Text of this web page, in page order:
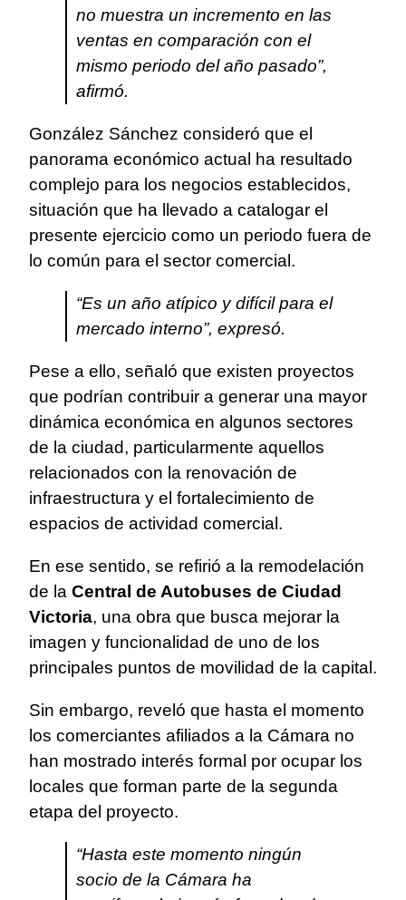
no muestra un incremento en las
ventas en comparación con el
mismo periodo del año pasado”,
afirmó.
González Sánchez consideró que el
panorama económico actual ha resultado
complejo para los negocios establecidos,
situación que ha llevado a catalogar el
presente ejercicio como un periodo fuera de
lo común para el sector comercial.
“Es un año atípico y difícil para el
mercado interno”, expresó.
Pese a ello, señaló que existen proyectos
que podrían contribuir a generar una mayor
dinámica económica en algunos sectores
de la ciudad, particularmente aquellos
relacionados con la renovación de
infraestructura y el fortalecimiento de
espacios de actividad comercial.
En ese sentido, se refirió a la remodelación
de la Central de Autobuses de Ciudad
Victoria, una obra que busca mejorar la
imagen y funcionalidad de uno de los
principales puntos de movilidad de la capital.
Sin embargo, reveló que hasta el momento
los comerciantes afiliados a la Cámara no
han mostrado interés formal por ocupar los
locales que forman parte de la segunda
etapa del proyecto.
“Hasta este momento ningún
socio de la Cámara ha